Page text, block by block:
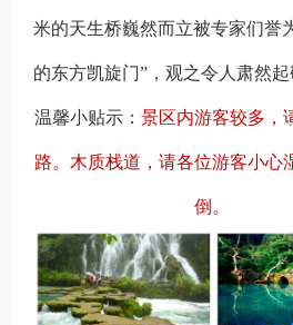
米的天生桥巍然而立被专家们誉
的东方凯旋门”，观之令人肃然起
温馨小贴示： 景区内游客较多，
路。木质栈道，请各位游客小心
倒。